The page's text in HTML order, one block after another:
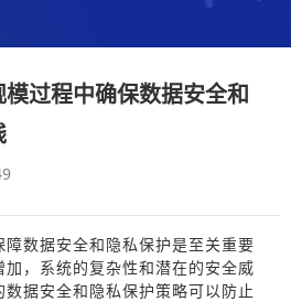
过程中确保数据安全和
数据安全和隐私保护是至关重要
，系统的复杂性和潜在的安全威
据安全和隐私保护策略可以防止